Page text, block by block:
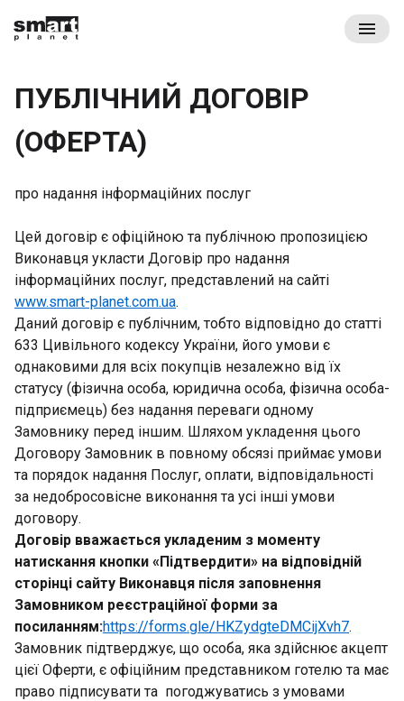
до
галузі
технологій
та
рішень
готельній
сфері.
ПУБЛІЧНИЙ ДОГОВІР
(ОФЕРТА)
про надання інформаційних послуг
Цей договір є офіційною та публічною пропозицією
Виконавця укласти Договір про надання
інформаційних послуг, представлений на сайті
www.smart-planet.com.ua.
Даний договір є публічним, тобто відповідно до статті
633 Цивільного кодексу України, його умови є
однаковими для всіх покупців незалежно від їх
статусу (фізична особа, юридична особа, фізична особа-
підприємець) без надання переваги одному
Замовнику перед іншим. Шляхом укладення цього
Договору Замовник в повному обсязі приймає умови
та порядок надання Послуг, оплати, відповідальності
за недобросовісне виконання та усі інші умови
договору.
Договір вважається укладеним з моменту
натискання кнопки «Підтвердити» на відповідній
сторінці сайту Виконавця після заповнення
Замовником реєстраційної форми за
посиланням:https://forms.gle/HKZydgteDMCijXvh7.
Замовник підтверджує, що особа, яка здійснює акцепт
цієї Оферти, є офіційним представником готелю та має
право підписувати та погоджуватись з умовами